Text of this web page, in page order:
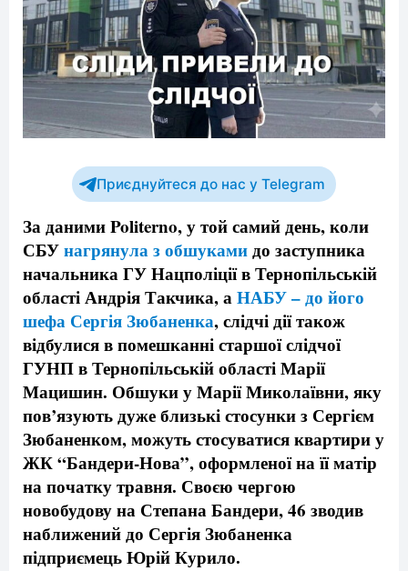
Приєднуйтеся до нас у Telegram
За даними Politerno, у той самий день, коли
СБУнагрянула з обшукамидо заступника
начальника ГУ Нацполіції в Тернопільській
області Андрія Такчика, аНАБУ – до його
шефа Сергія Зюбаненка, слідчі дії також
відбулися в помешканні старшої слідчої
ГУНП в Тернопільській області Марії
Мацишин. Обшуки у Марії Миколаївни, яку
пов’язують дуже близькі стосунки з Сергієм
Зюбаненком, можуть стосуватися квартири у
ЖК “Бандери-Нова”, оформленої на її матір
на початку травня. Своєю чергою
новобудову на Степана Бандери, 46 зводив
наближений до Сергія Зюбаненка
підприємець Юрій Курило.